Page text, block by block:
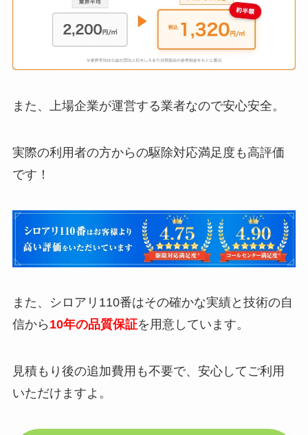
また、上場企業が運営する業者なので安心安全。
実際の利用者の方からの駆除対応満足度も高評価
です！
また、シロアリ110番はその確かな実績と技術の自
信から 10年の品質保証を用意しています。
見積もり後の追加費用も不要で、安心してご利用
いただけますよ。